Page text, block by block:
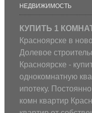
НЕДВИЖИМОСТЬ
КУПИТЬ 1
Красноярске в
Долевое
Красноярске -
однокомнатную
ипотеку.
комн квартир